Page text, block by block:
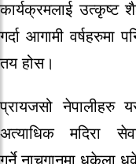
कार्यक्रमलाई उत्कृष्ट
गर्दा आगामी
तय होस।
प्रायजसो नेपालीहरु
अत्याधिक मदिरा
गर्ने,नाचगानमा धकेला